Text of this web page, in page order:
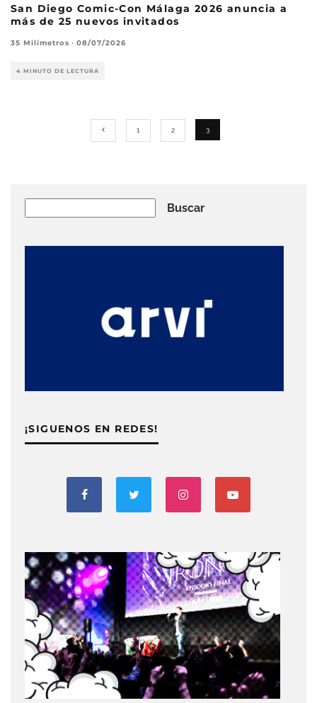
San Diego Comic-Con Málaga 2026 anuncia a
más de 25 nuevos invitados
35 Milímetros · 08/07/2026
4 MINUTO DE LECTURA
1 2 3
Buscar
¡SIGUENOS EN REDES!